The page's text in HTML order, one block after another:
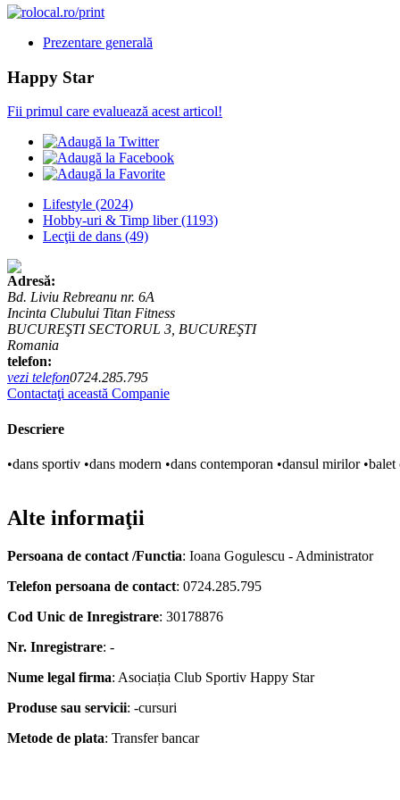
Prezentare generală
Happy Star
Fii primul care evaluează acest articol!
Lifestyle (2024)
Hobby-uri & Timp liber(1193)
Lecţii de dans (49)
Adresă:
Bd. Liviu Rebreanu nr. 6A
Incinta Clubului Titan Fitness
BUCUREŞTI SECTORUL 3, BUCUREŞTI
Romania
telefon:
vezi telefon0724.285.795
Contactaţi această Companie
Descriere
•dans sportiv •dans modern •dans contemporan •dansul mirilor
Alte informaţii
Persoana de contact /Functia: Ioana Gogulescu - Administrator
Telefon persoana de contact: 0724.285.795
Cod Unic de Inregistrare: 30178876
Nr. Inregistrare: -
Nume legal firma: Asociația Club Sportiv Happy Star
Produse sau servicii: -cursuri
Metode de plata: Transfer bancar